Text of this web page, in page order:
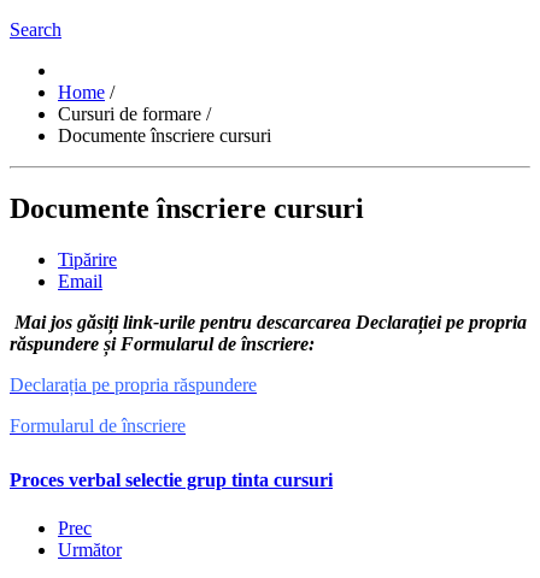
Search
Home /
Cursuri de formare /
Documente înscriere cursuri
Documente înscriere cursuri
Tipărire
Email
Mai jos găsiți link-urile pentru descarcarea Declarației pe propria
răspundere și Formularul de înscriere:
Declarația pe propria răspundere
Formularul de înscriere
Proces verbal selectie grup tinta cursuri
Prec
Următor